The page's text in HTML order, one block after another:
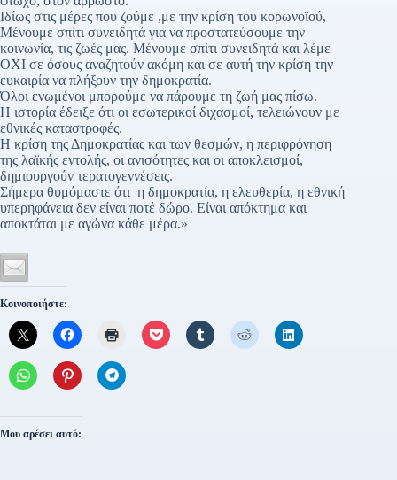
Ιδίως στις μέρες που ζούμε ,με την κρίση του κορωνοϊού,
Μένουμε σπίτι συνειδητά για να προστατεύσουμε την
κοινωνία, τις ζωές μας. Μένουμε σπίτι συνειδητά και λέμε
ΟΧΙ σε όσους αναζητούν ακόμη και σε αυτή την κρίση την
ευκαιρία να πλήξουν την δημοκρατία.
Όλοι ενωμένοι μπορούμε να πάρουμε τη ζωή μας πίσω.
Η ιστορία έδειξε ότι οι εσωτερικοί διχασμοί, τελειώνουν με
εθνικές καταστροφές.
Η κρίση της Δημοκρατίας και των θεσμών, η περιφρόνηση
της λαϊκής εντολής, οι ανισότητες και οι αποκλεισμοί,
δημιουργούν τερατογεννέσεις.
Σήμερα θυμόμαστε ότι η δημοκρατία, η ελευθερία, η εθνική
υπερηφάνεια δεν είναι ποτέ δώρο. Είναι απόκτημα και
αποκτάται με αγώνα κάθε μέρα.»
Κοινοποιήστε:
Μου αρέσει αυτό: